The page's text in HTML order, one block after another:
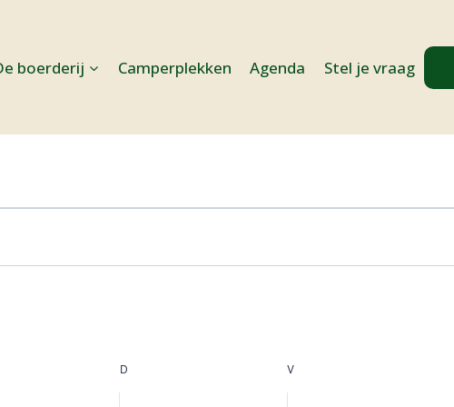
boerderij Camperplekken Agenda Stel je vraag
D V